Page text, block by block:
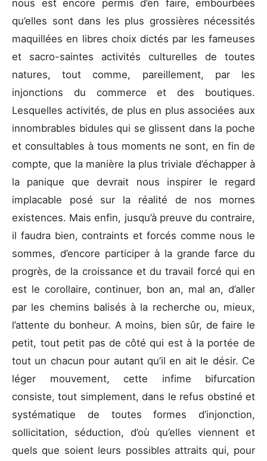
nous est encore permis d’en faire, embourbées
qu’elles sont dans les plus grossières nécessités
maquillées en libres choix dictés par les fameuses
et sacro-saintes activités culturelles de toutes
natures, tout comme, pareillement, par les
injonctions du commerce et des boutiques.
Lesquelles activités, de plus en plus associées aux
innombrables bidules qui se glissent dans la poche
et consultables à tous moments ne sont, en fin de
compte, que la manière la plus triviale d’échapper à
la panique que devrait nous inspirer le regard
implacable posé sur la réalité de nos mornes
existences. Mais enfin, jusqu’à preuve du contraire,
il faudra bien, contraints et forcés comme nous le
sommes, d’encore participer à la grande farce du
progrès, de la croissance et du travail forcé qui en
est le corollaire, continuer, bon an, mal an, d’aller
par les chemins balisés à la recherche ou, mieux,
l’attente du bonheur. A moins, bien sûr, de faire le
petit, tout petit pas de côté qui est à la portée de
tout un chacun pour autant qu’il en ait le désir. Ce
léger mouvement, cette infime bifurcation
consiste, tout simplement, dans le refus obstiné et
systématique de toutes formes d’injonction,
sollicitation, séduction, d’où qu’elles viennent et
quels que soient leurs possibles attraits qui, pour